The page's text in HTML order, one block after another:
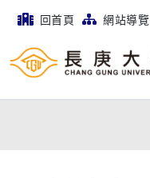
回首頁 網站導覽